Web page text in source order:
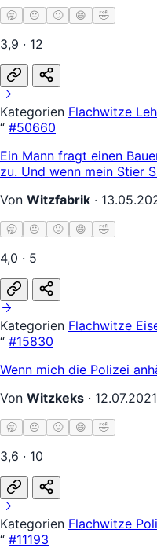
🥱 😐 🙂 😄 🤣
3,9 · 12
Kategorien Flachwitze
“ #50660
Ein Mann fragt einen
zu. Und wenn mein Stier
Von Witzfabrik ·
🥱 😐 🙂 😄 🤣
4,0 · 5
Kategorien Flachwitze
“ #15830
Wenn mich die Polizei
Von Witzkeks · 12.07.2021
🥱 😐 🙂 😄 🤣
3,6 · 10
Kategorien Flachwitze
“ #11193